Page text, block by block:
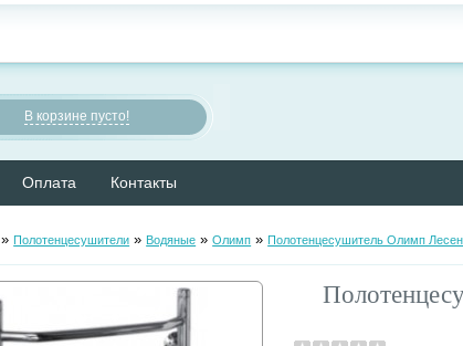
В корзине пусто!
Оплата Контакты
»Полотенцесушители » Водяные »Олимп »Полотенцесушитель Олимп